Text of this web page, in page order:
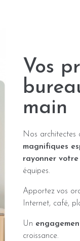
Vos
main
Nos architectes
magnifiques
rayonner votre
équipes.
Apportez vos
Internet, café,
Un
croissance.